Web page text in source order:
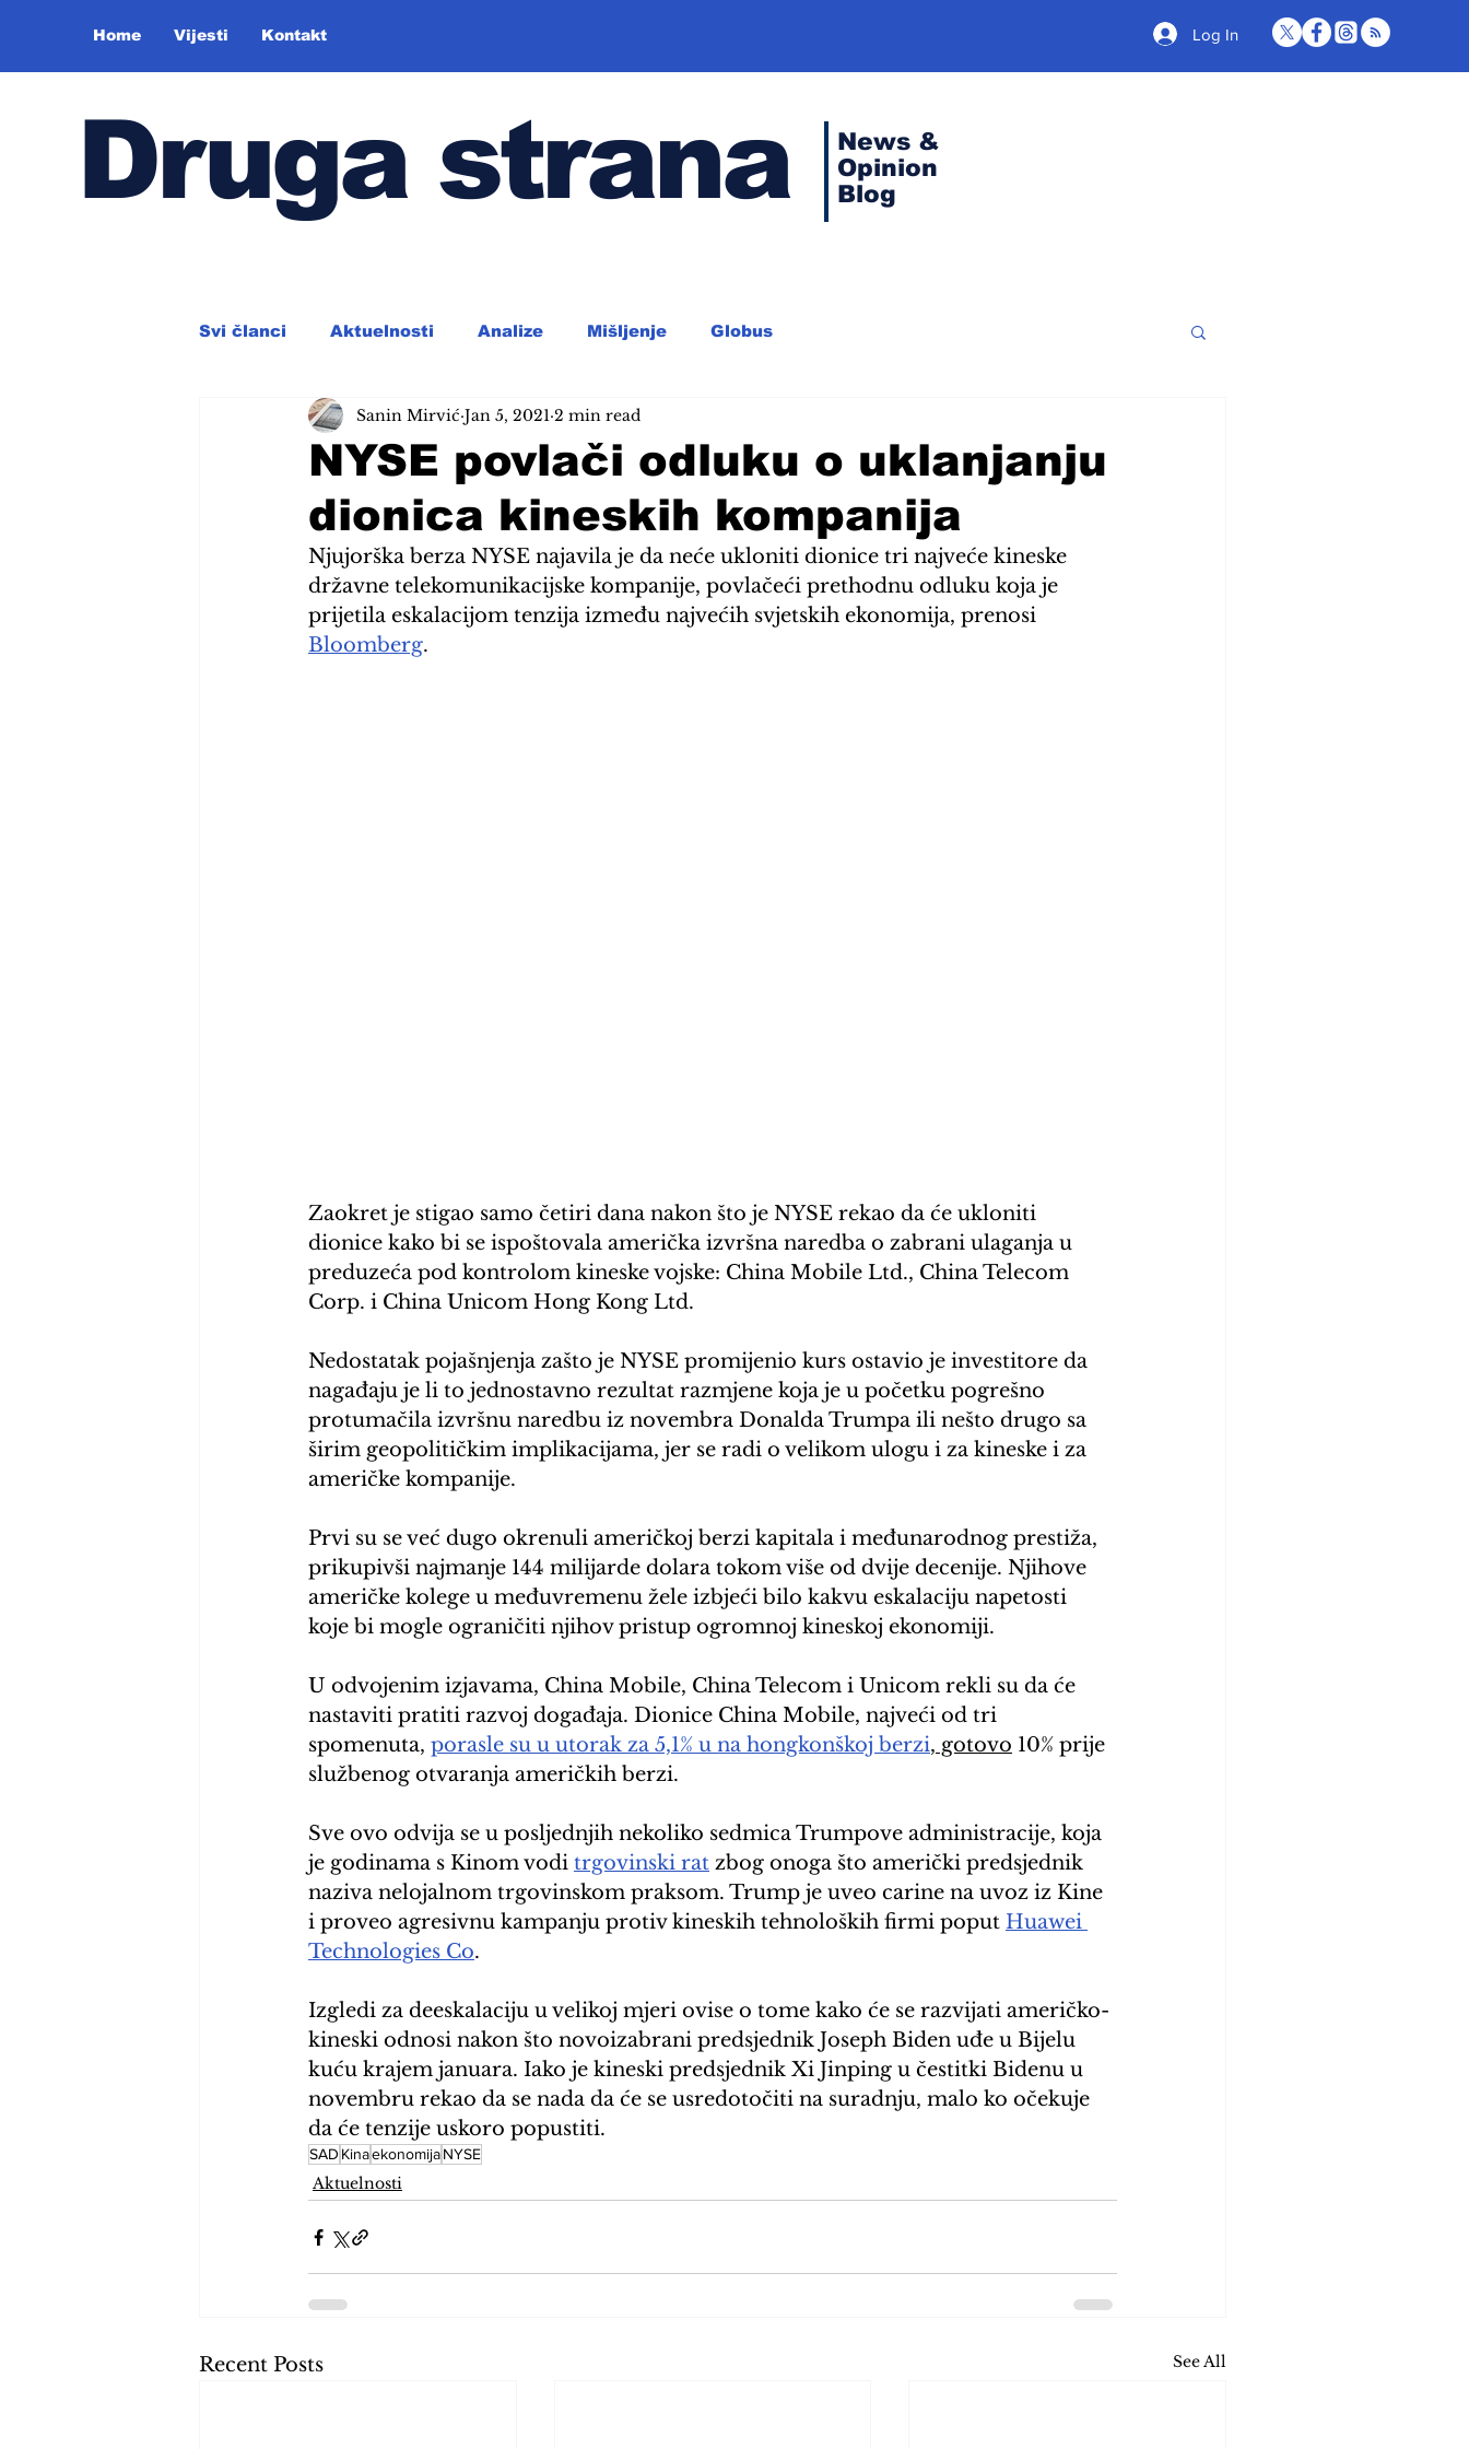
Home Vijesti Kontakt Log In
Druga strana
News &
Opinion
Blog
Svi članci Aktuelnosti Analize Mišljenje Globus
NYSE povlači odluku o uklanjanju
dionica kineskih kompanija
Sanin Mirvić Jan 5, 2021 2 min read
Njujorška berza NYSE najavila je da neće ukloniti dionice tri najveće kineske
državne telekomunikacijske kompanije, povlačeći prethodnu odluku koja je
prijetila eskalacijom tenzija između najvećih svjetskih ekonomija, prenosi
Bloomberg.
Zaokret je stigao samo četiri dana nakon što je NYSE rekao da će ukloniti
dionice kako bi se ispoštovala američka izvršna naredba o zabrani ulaganja u
preduzeća pod kontrolom kineske vojske: China Mobile Ltd., China Telecom
Corp. i China Unicom Hong Kong Ltd.
Nedostatak pojašnjenja zašto je NYSE promijenio kurs ostavio je investitore da
nagađaju je li to jednostavno rezultat razmjene koja je u početku pogrešno
protumačila izvršnu naredbu iz novembra Donalda Trumpa ili nešto drugo sa
širim geopolitičkim implikacijama, jer se radi o velikom ulogu i za kineske i za
američke kompanije.
Prvi su se već dugo okrenuli američkoj berzi kapitala i međunarodnog prestiža,
prikupivši najmanje 144 milijarde dolara tokom više od dvije decenije. Njihove
američke kolege u međuvremenu žele izbjeći bilo kakvu eskalaciju napetosti
koje bi mogle ograničiti njihov pristup ogromnoj kineskoj ekonomiji.
U odvojenim izjavama, China Mobile, China Telecom i Unicom rekli su da će
nastaviti pratiti razvoj događaja. Dionice China Mobile, najveći od tri
spomenuta, porasle su u utorak za 5,1% u na hongkonškoj berzi, gotovo 10% prije
službenog otvaranja američkih berzi.
Sve ovo odvija se u posljednjih nekoliko sedmica Trumpove administracije, koja
je godinama s Kinom vodi trgovinski rat zbog onoga što američki predsjednik
naziva nelojalnom trgovinskom praksom. Trump je uveo carine na uvoz iz Kine
i proveo agresivnu kampanju protiv kineskih tehnoloških firmi poput Huawei
Technologies Co.
Izgledi za deeskalaciju u velikoj mjeri ovise o tome kako će se razvijati američko-
kineski odnosi nakon što novoizabrani predsjednik Joseph Biden uđe u Bijelu
kuću krajem januara. Iako je kineski predsjednik Xi Jinping u čestitki Bidenu u
novembru rekao da se nada da će se usredotočiti na suradnju, malo ko očekuje
da će tenzije uskoro popustiti.
SAD KinaekonomijaNYSE
Aktuelnosti
Recent Posts See All